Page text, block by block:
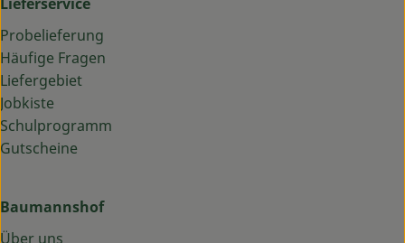
Probelieferung
Häufige Fragen
Liefergebiet
Jobkiste
Schulprogramm
Gutscheine
Baumannshof
Über uns